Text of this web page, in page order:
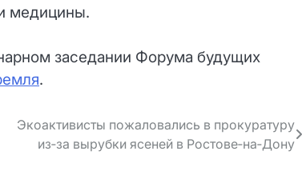
медицины.
заседании Форума будущих
.
Экоактивисты пожаловались в прокуратуру
из‑за вырубки ясеней в Ростове‑на‑Дону